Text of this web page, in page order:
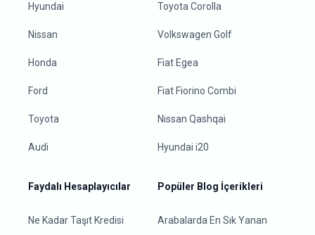
Hyundai
Nissan
Honda
Ford
Toyota
Audi
Toyota Corolla
Volkswagen Golf
Fiat Egea
Fiat Fiorino Combi
Nissan Qashqai
Hyundai i20
Faydalı Hesaplayıcılar
Ne Kadar Taşıt Kredisi
Popüler Blog İçerikleri
Arabalarda En Sık Yanan